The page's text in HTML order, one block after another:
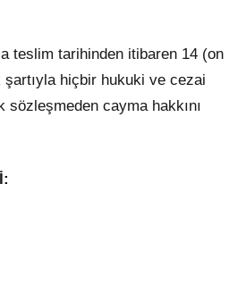
teslim tarihinden itibaren 14 (on
hiçbir hukuki ve cezai
cayma hakkını